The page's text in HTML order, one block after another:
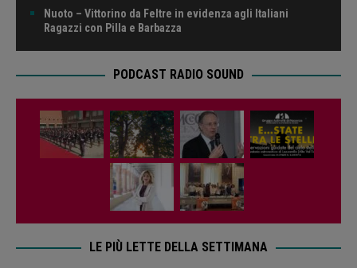
Nuoto – Vittorino da Feltre in evidenza agli Italiani
Ragazzi con Pilla e Barbazza
PODCAST RADIO SOUND
LE PIÙ LETTE DELLA SETTIMANA